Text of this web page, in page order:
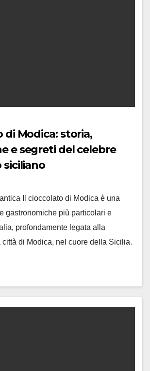
di Modica: storia,
e segreti del celebre
siciliano
Il cioccolato di Modica è una
gastronomiche più particolari e
profondamente legata alla
di Modica, nel cuore della Sicilia.